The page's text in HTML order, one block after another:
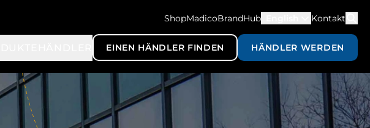
ShopMadicoBrandHub Kontakt
EINEN HÄNDLER FINDEN HÄNDLER WERDEN